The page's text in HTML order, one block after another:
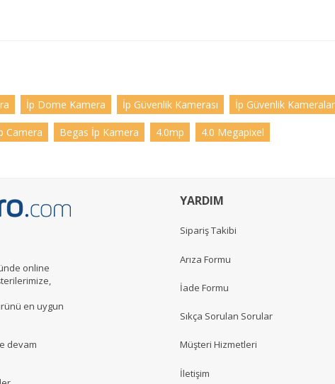
İp Dome Kamera İp Güvenlik Kamerası İp Güvenlik
Camera Begas İp Kamera 4.0mp 4.0 Megapixel
online
en uygun
devam
YARDIM
Sipariş Takibi
Arıza Formu
İade Formu
Sıkça Sorulan Sorular
Müşteri Hizmetleri
İletişim